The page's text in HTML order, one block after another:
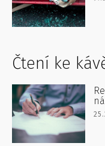
Čtení ke